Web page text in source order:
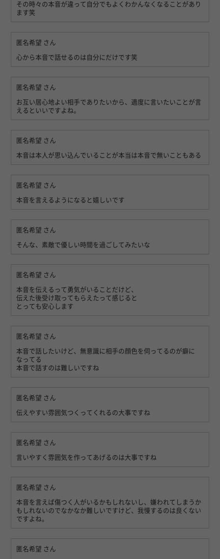
その時々の本音が違って自分でもよくわかんなくなることがあり
ます笑
匿名希望 さん
心から本音で話せるのは自分にだけです笑
匿名希望 さん
お互い居心地よい相手でありたいから、適度に言いたいことが言
えるといいですよね。
匿名希望 さん
本音は本人が思い込んでいることが本当は本音で無いこともある
匿名希望 さん
本音を言えるようになると嬉しいです
匿名希望 さん
そんな、素敵で優しい時間を過ごしてみたいな
匿名希望 さん
本音を伝えるって勇気がいることだけど、
伝えた後受け取ってもらえたって感じると
とっても安心します
匿名希望 さん
本音で話したいけど、無意識に相手の顔色を伺ってるのが癖に
なってる
本音で話すのは難しいですね
匿名希望 さん
伝えやすい雰囲気つくってくれるの大事ですね
匿名希望 さん
言いやすく雰囲気を作ってあげるのは大事ですね
匿名希望 さん
本音を言えば傷つく人がいるかもしれないし、嫌われてしまうか
もしれないのでなかなか難しいですけど、我慢するのは良くない
ですよね。
匿名希望 さん